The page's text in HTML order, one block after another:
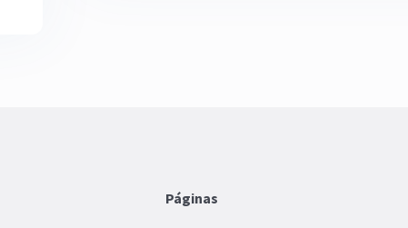
Páginas